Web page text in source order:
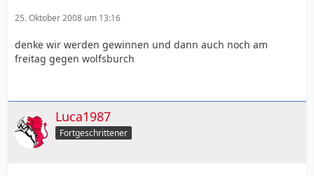
25. Oktober 2008 um 13:16
denke wir werden gewinnen und dann auch noch am
freitag gegen wolfsburch
Luca1987
Fortgeschrittener